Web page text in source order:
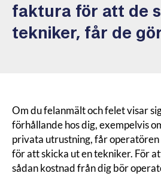
faktura för att de
tekniker, får de
Om du felanmält och felet visar
förhållande hos dig, exempelvis
privata utrustning, får
för att skicka ut en tekniker. För
sådan kostnad från dig bör